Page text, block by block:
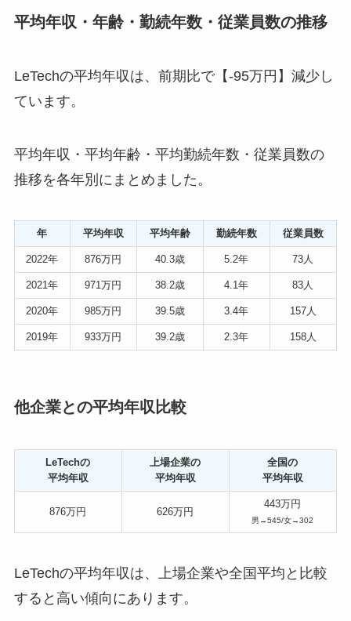
平均年収・年齢・勤続年数・従業員数の推移
LeTechの平均年収は、前期比で【-95万円】減少し
ています。
平均年収・平均年齢・平均勤続年数・従業員数の
推移を各年別にまとめました。
年 平均年収 平均年齢 勤続年数 従業員数
2022年 876万円 40.3歳 5.2年 73人
2021年 971万円 38.2歳 4.1年 83人
2020年 985万円 39.5歳 3.4年 157人
2019年 933万円 39.2歳 2.3年 158人
他企業との平均年収比較
LeTechの
平均年収
上場企業の
平均年収
全国の
平均年収
876万円 626万円
443万円
男→545/女→302
LeTechの平均年収は、上場企業や全国平均と比較
すると高い傾向にあります。